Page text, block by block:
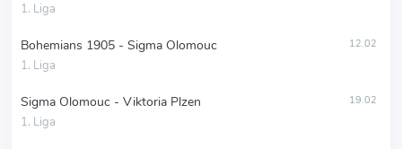
1. Liga
Bohemians 1905 - Sigma Olomouc
1. Liga
12.02
Sigma Olomouc - Viktoria Plzen
1. Liga
19.02